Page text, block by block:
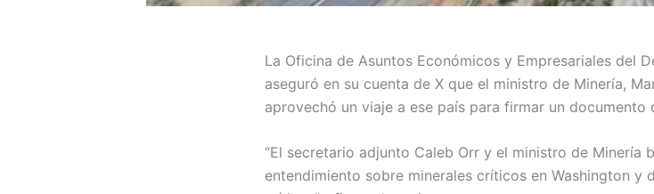
La Oficina de Asuntos Económicos y Empresariales del
aseguró en su cuenta de X que el ministro de Minería,
aprovechó un viaje a ese país para firmar un documento
“El secretario adjunto Caleb Orr y el ministro de Minería
entendimiento sobre minerales críticos en Washington y